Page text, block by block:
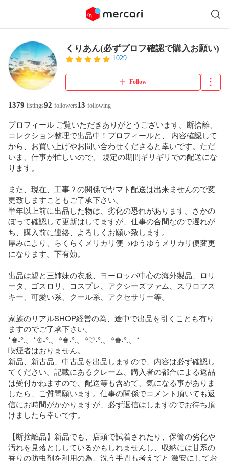
くりあん(必ずプロフ確認で購入お願い)
1029
Follow
1379 listings92 followers13 following
プロフィール ご覧いただきありがとうございます。断捨離、
コレクション整理で出品中！プロフィールと、 内容確認して
から、お買い上げやお問い合わせくださると幸いです。ただ
いま、仕事が忙しいので、 規定の期間ギリギリでの配送にな
ります。
また、現在、工事？の関係でヤマト配送は出来ませんので変
更致しますこともご了承下さい。
半年以上前に出品した物は、劣化の恐れがあります。さかの
ぼって確認して更新はしてますが、仕事の合間なので遅れが
ち、購入前に連絡、よろしくお願い致します。
厚みにより、らくらくメリカリ便→ゆうゆうメリカリ便変更
になります。下有効。
出品は親と三姉妹の衣服、ヨーロッパ中心の海外製品、ロリ
ータ、ゴスロリ、コスプレ、アクシーズファム、スワロフス
キー、可愛い系、クール系、アクセサリー等。
家族のリアルSHOP経営の為、途中で出品を引くことも有り
ますのでご了承下さい。
*♚˖°.。*♔˖°.。꙳♚˖°.。꙳♡˖°.。꙳♚˖°.。*
喫煙者はおりません。
新品、新古品、中古品を出品しますので、内容は必ず確認し
てください。記載にあるクレーム、購入者の都合による返品
は受付かねますので、配送等も含めて、気になる事がありま
したら、ご質問願います。仕事の関係でコメント頂いても返
信にお時間がかかりますが、必ず返信はしますのでお待ち頂
けましたら幸いです。
【断捨離品】新品でも、店頭で試着されたり、保管の劣化や
汚れを見落とししているかもしれませんし、収納には甘系の
香りの防虫剤を利用の為、洗う手間も考えてと 激安にしてお